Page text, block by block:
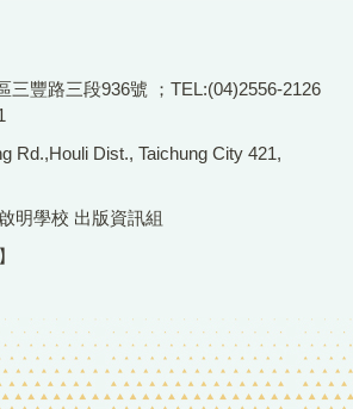
三豐路三段936號 ；TEL:(04)2556-2126
Rd.,Houli Dist., Taichung City 421,
明學校 出版資訊組